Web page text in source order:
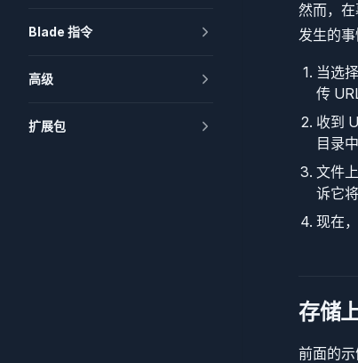
Blade 指令
高级
扩展包
然而，
发生的事
当选
传
收到
目录
文件
诉它
现在
存储
前面的